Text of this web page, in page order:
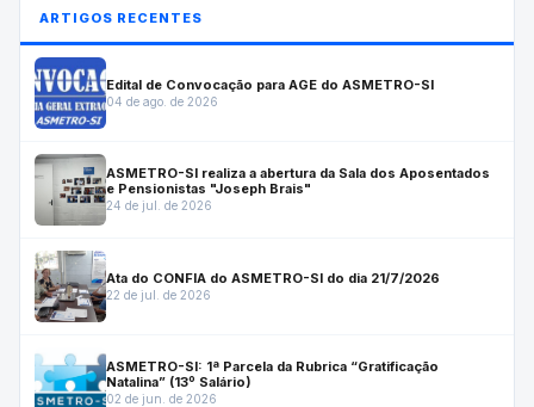
ARTIGOS RECENTES
Edital de Convocação para AGE do ASMETRO-SI
04 de ago. de 2026
ASMETRO-SI realiza a abertura da Sala dos Aposentados
e Pensionistas "Joseph Brais"
24 de jul. de 2026
Ata do CONFIA do ASMETRO-SI do dia 21/7/2026
22 de jul. de 2026
ASMETRO-SI: 1ª Parcela da Rubrica “Gratificação
Natalina” (13º Salário)
02 de jun. de 2026